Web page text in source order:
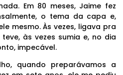
Em 80 meses, Jaime fez
o tema da capa e,
mesmo. Às vezes, ligava pra
às vezes sumia e, no dia
impecável.
quando preparávamos a